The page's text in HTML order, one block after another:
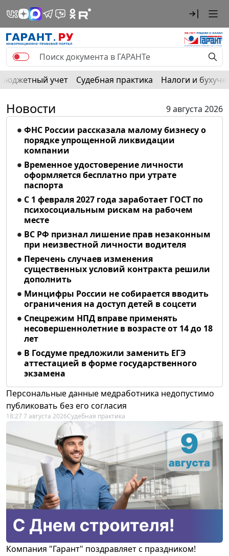
Бюджетный учет Судебная практика Налоги и
Новости
9 августа 2026
ФНС России рассказала малому бизнесу о
порядке упрощенной ликвидации
компании
Временное удостоверение личности
оформляется бесплатно при утрате
паспорта
С 1 февраля 2027 года заработает ГОСТ по
психосоциальным рискам на рабочем
месте
ВС РФ признал лишение прав незаконным
при неизвестной личности водителя
Перечень случаев изменения
существенных условий контракта решили
дополнить
Минцифры России не собирается вводить
ограничения на доступ детей в соцсети
Спецрежим НПД вправе применять
несовершеннолетние в возрасте от 14 до 18
лет
В Госдуме предложили заменить ЕГЭ
аттестацией в форме государственного
экзамена
Персональные данные медработника недопустимо
публиковать без его согласия
18:27 7 августа 2026Судебная практика
Компания "Гарант" поздравляет с праздником!